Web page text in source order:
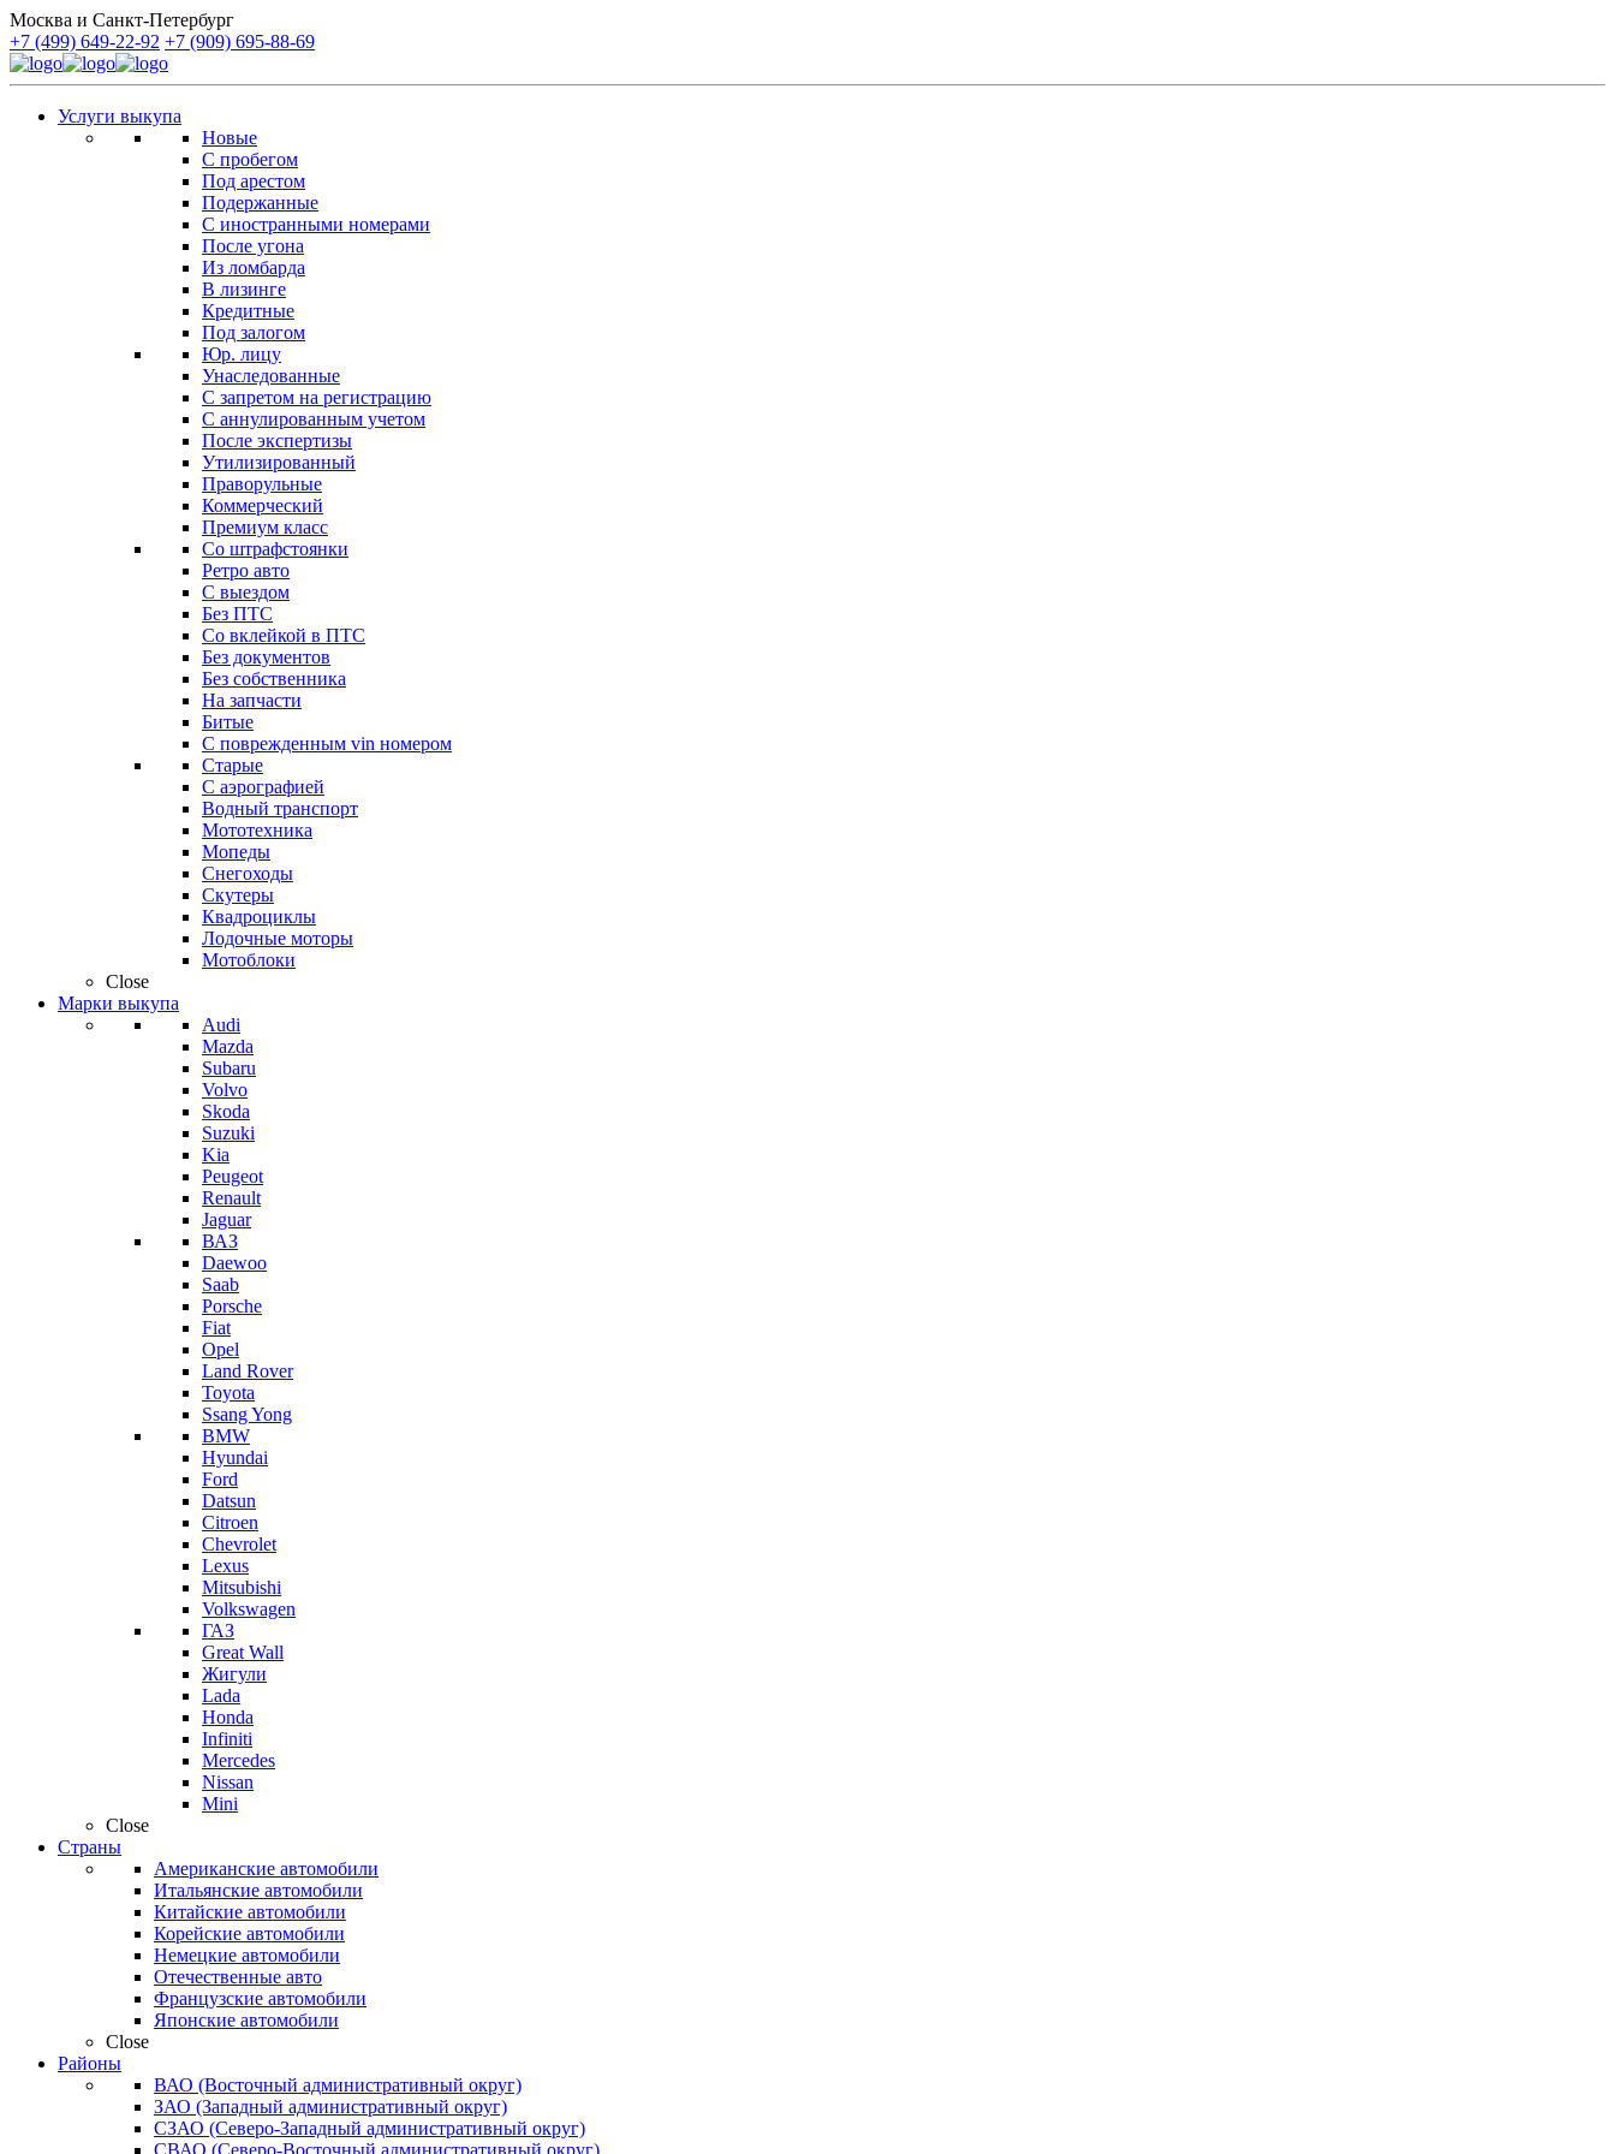
Москва и Санкт-Петербург
+7 (499) 649-22-92 +7 (909) 695-88-69
Услуги выкупа
Новые
С пробегом
Под арестом
Подержанные
С иностранными номерами
После угона
Из ломбарда
В лизинге
Кредитные
Под залогом
Юр. лицу
Унаследованные
С запретом на регистрацию
С аннулированным учетом
После экспертизы
Утилизированный
Праворульные
Коммерческий
Премиум класс
Со штрафстоянки
Ретро авто
С выездом
Без ПТС
Со вклейкой в ПТС
Без документов
Без собственника
На запчасти
Битые
С поврежденным vin номером
Старые
С аэрографией
Водный транспорт
Мототехника
Мопеды
Снегоходы
Скутеры
Квадроциклы
Лодочные моторы
Мотоблоки
Close
Марки выкупа
Audi
Mazda
Subaru
Volvo
Skoda
Suzuki
Kia
Peugeot
Renault
Jaguar
ВАЗ
Daewoo
Saab
Porsche
Fiat
Opel
Land Rover
Toyota
Ssang Yong
BMW
Hyundai
Ford
Datsun
Citroen
Chevrolet
Lexus
Mitsubishi
Volkswagen
ГАЗ
Great Wall
Жигули
Lada
Honda
Infiniti
Mercedes
Nissan
Mini
Close
Страны
Американские автомобили
Итальянские автомобили
Китайские автомобили
Корейские автомобили
Немецкие автомобили
Отечественные авто
Французские автомобили
Японские автомобили
Close
Районы
ВАО (Восточный административный округ)
ЗАО (Западный административный округ)
СЗАО (Северо-Западный административный округ)
СВАО (Северо-Восточный административный округ)